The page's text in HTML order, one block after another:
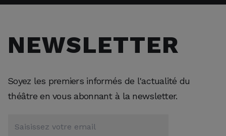
NEWSLETTER
Soyez les premiers informés de l'actualité du
théâtre en vous abonnant à la newsletter.